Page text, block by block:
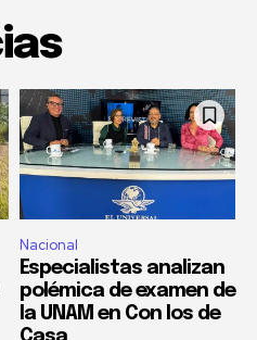
Nacional
Especialistas analizan
polémica de examen de
la UNAM en Con los de